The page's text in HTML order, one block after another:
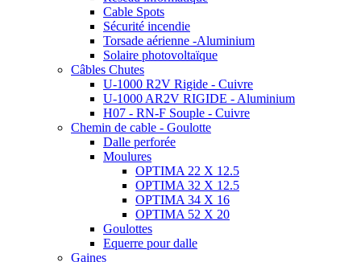
Cable Spots
Sécurité incendie
Torsade aérienne -Aluminium
Solaire photovoltaïque
Câbles Chutes
U-1000 R2V Rigide - Cuivre
U-1000 AR2V RIGIDE - Aluminium
H07 - RN-F Souple - Cuivre
Chemin de cable - Goulotte
Dalle perforée
Moulures
OPTIMA 22 X 12.5
OPTIMA 32 X 12.5
OPTIMA 34 X 16
OPTIMA 52 X 20
Goulottes
Equerre pour dalle
Gaines